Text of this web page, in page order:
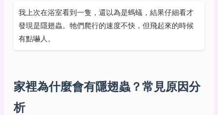
我上次在浴室看到一隻，還以為是螞蟻，結果仔細看才
發現是隱翅蟲。牠們爬行的速度不快，但飛起來的時候
有點嚇人。
家裡為什麼會有隱翅蟲？常見原因分
析